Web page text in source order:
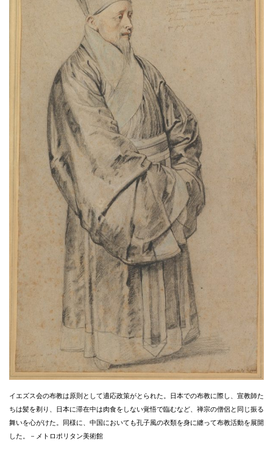
イエズス会の布教は原則として適応政策がとられた。日本での布教に際し、宣教師た
ちは髪を剃り、日本に滞在中は肉食をしない覚悟で臨むなど、禅宗の僧侶と同じ振る
舞いを心がけた。同様に、中国においても孔子風の衣類を身に纏って布教活動を展開
した。－メトロポリタン美術館